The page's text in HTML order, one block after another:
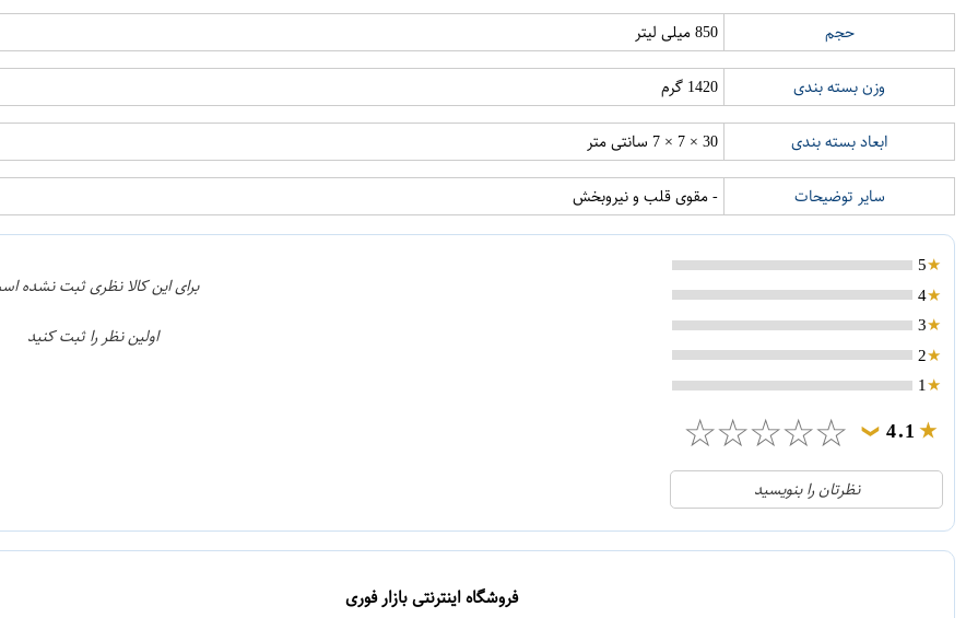
حجم 850 میلی لیتر
وزن بسته بندی 1420 گرم
ابعاد بسته بندی 30 × 7 × 7 سانتی متر
سایر توضیحات - مقوی قلب و نیروبخش
5
4
3
2
1
4.1
❯
☆
☆
☆
☆
☆
21
3
1
نظرتان را بنویسید
برای این کالا نظری ثبت نشده
اولین نظر را ثبت کنید
فروشگاه اینترنتی بازار فوری